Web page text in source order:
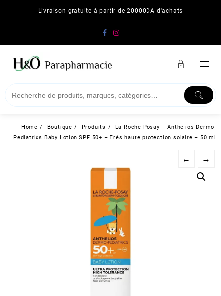
Livraison gratuite à partir de 20000DA d'achats
Home Boutique Produits
La Roche-Posay – Anthelios Dermo-
Pediatrics Baby Lotion SPF 50+ – Très haute protection solaire – 50 ml
← →